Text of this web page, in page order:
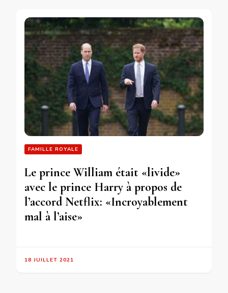
FAMILLE ROYALE
Le prince William était «livide»
avec le prince Harry à propos de
l’accord Netflix: «Incroyablement
mal à l’aise»
18 JUILLET 2021